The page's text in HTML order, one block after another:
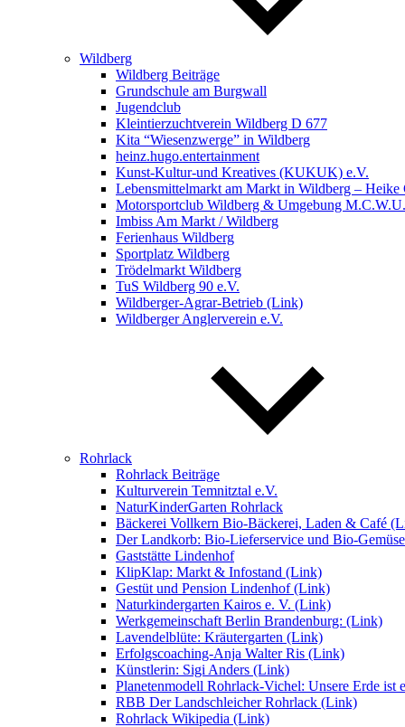
Wildberg
Wildberg Beiträge
Grundschule am Burgwall
Jugendclub
Kleintierzuchtverein Wildberg D 677
Kita “Wiesenzwerge” in Wildberg
heinz.hugo.entertainment
Kunst-Kultur-und Kreatives (KUKUK) e.V.
Lebensmittelmarkt am Markt in Wildberg – Heike
Motorsportclub Wildberg & Umgebung M.C.W.U.
Imbiss Am Markt / Wildberg
Ferienhaus Wildberg
Sportplatz Wildberg
Trödelmarkt Wildberg
TuS Wildberg 90 e.V.
Wildberger-Agrar-Betrieb (Link)
Wildberger Anglerverein e.V.
Rohrlack
Rohrlack Beiträge
Kulturverein Temnitztal e.V.
NaturKinderGarten Rohrlack
Bäckerei Vollkern Bio-Bäckerei, Laden & Café
Der Landkorb: Bio-Lieferservice und Bio-
Gaststätte Lindenhof
KlipKlap: Markt & Infostand (Link)
Gestüt und Pension Lindenhof (Link)
Naturkindergarten Kairos e. V. (Link)
Werkgemeinschaft Berlin Brandenburg: (Link)
Lavendelblüte: Kräutergarten (Link)
Erfolgscoaching-Anja Walter Ris (Link)
Künstlerin: Sigi Anders (Link)
Planetenmodell Rohrlack-Vichel: Unsere Erde ist
RBB Der Landschleicher Rohrlack (Link)
Rohrlack Wikipedia (Link)